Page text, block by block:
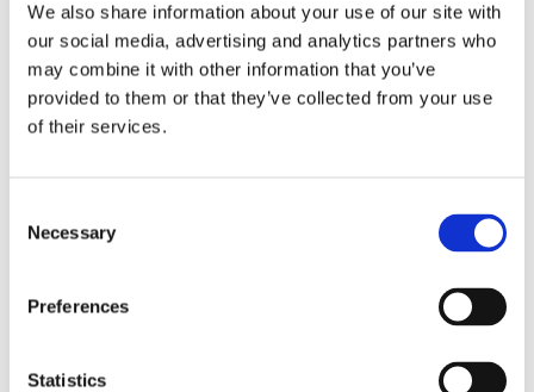
We also share information about your use of our site with
our social media, advertising and analytics partners who
may combine it with other information that you’ve
provided to them or that they’ve collected from your use
of their services.
Selection
Necessary
Preferences
Statistics
Blå genväg ska bana väg för
autonoma färjor